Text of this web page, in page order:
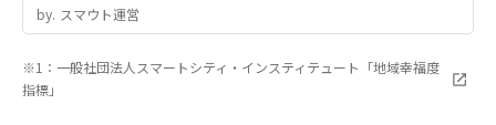
by.︎ スマウト運営
※1：一般社団法人スマートシティ・インスティテュート「地域幸福度
指標」